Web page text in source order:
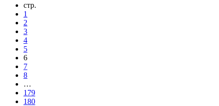
стр.
1
2
3
4
5
6
7
8
…
179
180